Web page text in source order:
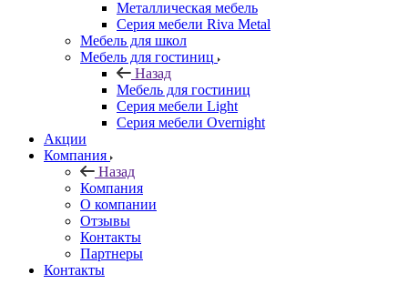
Металлическая мебель
Серия мебели Riva Metal
Мебель для школ
Мебель для гостиниц
Назад
Мебель для гостиниц
Серия мебели Light
Серия мебели Overnight
Акции
Компания
Назад
Компания
О компании
Отзывы
Контакты
Партнеры
Контакты